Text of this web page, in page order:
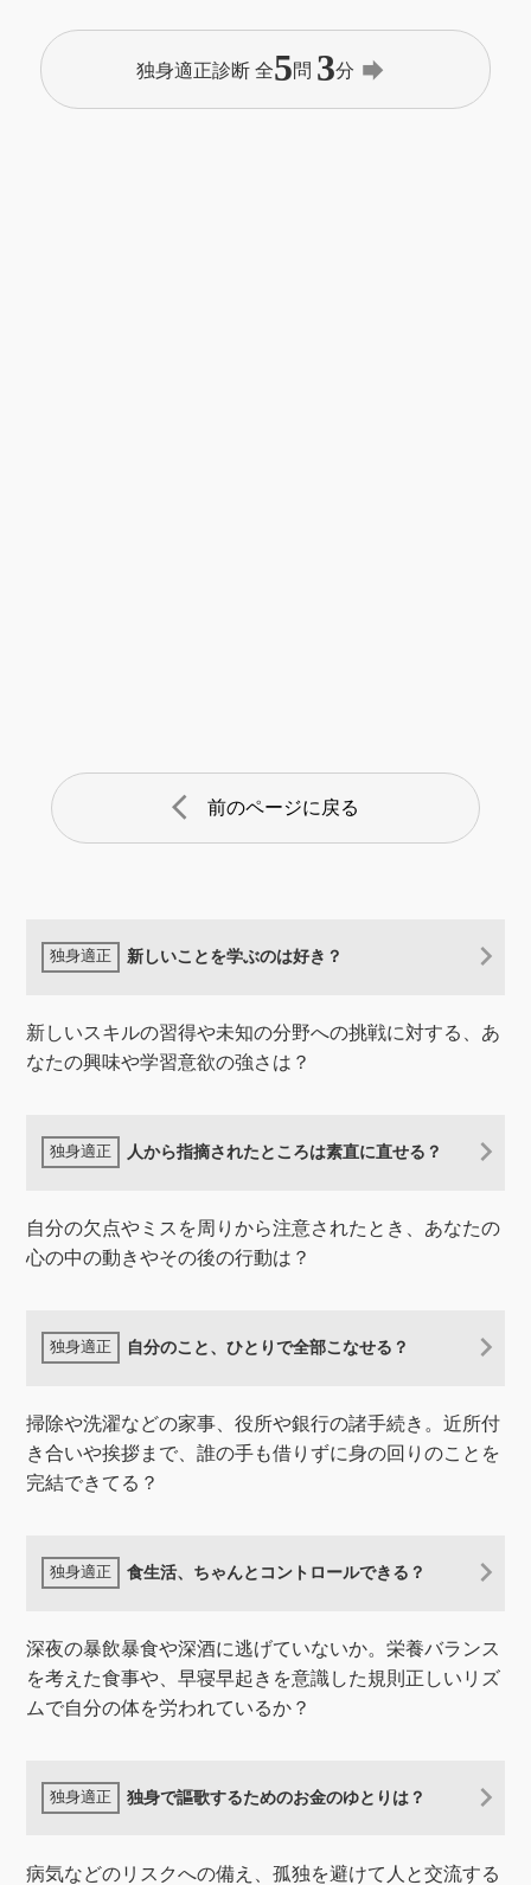
独身適正診断 全5問 3分 forward
arrow_back_ios 前のページに戻る
新しいことを学ぶのは好き？
新しいスキルの習得や未知の分野への挑戦に対する、あ
なたの興味や学習意欲の強さは？
人から指摘されたところは素直に直せる？
自分の欠点やミスを周りから注意されたとき、あなたの
心の中の動きやその後の行動は？
自分のこと、ひとりで全部こなせる？
掃除や洗濯などの家事、役所や銀行の諸手続き。近所付
き合いや挨拶まで、誰の手も借りずに身の回りのことを
完結できてる？
食生活、ちゃんとコントロールできる？
深夜の暴飲暴食や深酒に逃げていないか。栄養バランス
を考えた食事や、早寝早起きを意識した規則正しいリズ
ムで自分の体を労われているか？
独身で謳歌するためのお金のゆとりは？
​病気などのリスクへの備え、孤独を避けて人と交流する